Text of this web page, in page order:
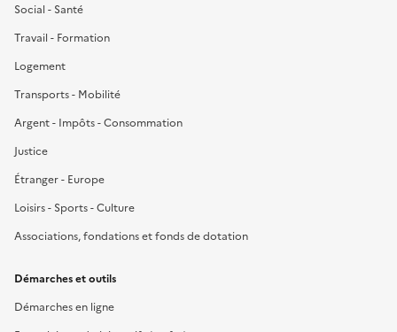
Social - Santé
Travail - Formation
Logement
Transports - Mobilité
Argent - Impôts - Consommation
Justice
Étranger - Europe
Loisirs - Sports - Culture
Associations, fondations et fonds de dotation
Démarches et outils
Démarches en ligne